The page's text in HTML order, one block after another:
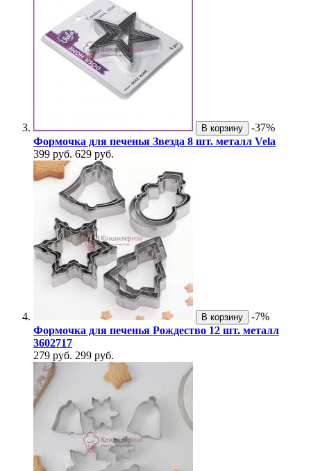
В корзину
-37%
Формочка для печенья Звезда 8 шт. металл Vela
399 руб. 629 руб.
В корзину
-7%
Формочка для печенья Рождество 12 шт. металл
3602717
279 руб. 299 руб.